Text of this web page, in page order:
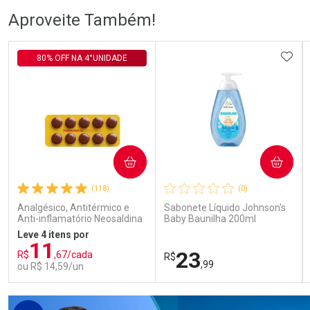
Comprar sem Desconto
Por R$ 56,24/cada
Comprar sem Desconto
Por R$ 56,24/cada
Comprar sem Desconto
Comprar sem Desconto
Aproveite Também!
(118)
Analgésico, Antitérmico e
Anti-inflamatório Neosaldina
30mg + 300mg + 30mg 10
Drágeas
80% OFF NA 4°UNIDADE
Leve 4 itens por
R$11 ,67/cada
ou R$ 14,59/un
COMPRAR
FECHAR
FECHAR
(0)
Sabonete Líquido Johnson's
Baby Baunilha 200ml
R$23,99
COMPRAR